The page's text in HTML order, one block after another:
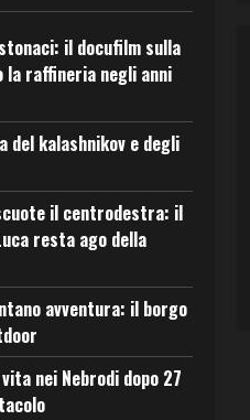
il docufilm sulla
raffineria negli anni
del kalashnikov e degli
il centrodestra: il
resta ago della
avventura: il borgo
nei Nebrodi dopo 27